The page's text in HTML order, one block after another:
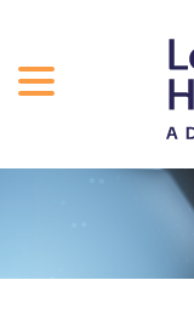
INCLUSÃO E
PROFISSIONAIS